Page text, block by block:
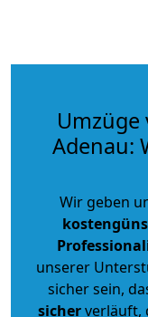
Umzüge
Adenau:
Wir geben
unserer
sicher sein,
sicherverläuft,